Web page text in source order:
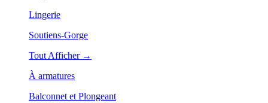
Lingerie
Soutiens-Gorge
Tout Afficher →
À armatures
Balconnet et Plongeant